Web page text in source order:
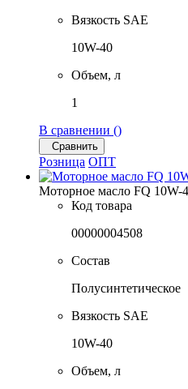
Вязкость SAE
10W-40
Объем, л
1
В сравнении ()
Сравнить
Розница ОПТ
Моторное масло FQ
Код товара
00000004508
Состав
Полусинтетическое
Вязкость SAE
10W-40
Объем, л